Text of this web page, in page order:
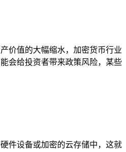
价值的大幅缩水，加密货币行业
会给投资者带来政策风险，某些
件设备或加密的云存储中，这就